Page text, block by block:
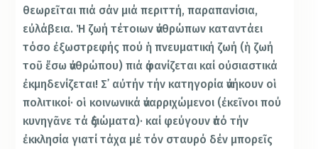
θεωρεῖται πιά σάν μιά περιττή, παραπανίσια,
εὐλάβεια. Ἡ ζωή τέτοιων ἀνθρώπων καταντάει
τόσο ἐξωστρεφής πού ἡ πνευματική ζωή (ἡ ζωή
τοῦ ἔσω ἀνθρώπου) πιά ἀφανίζεται καί οὐσιαστικά
ἐκμηδενίζεται! Σ᾽ αὐτήν τήν κατηγορία ἀνήκουν οἱ
πολιτικοί· οἱ κοινωνικά ἀναρριχώμενοι (ἐκεῖνοι πού
κυνηγᾶνε τά ἀξιώματα)· καί φεύγουν ἀπό τήν
ἐκκλησία γιατί τάχα μέ τόν σταυρό δέν μπορεῖς